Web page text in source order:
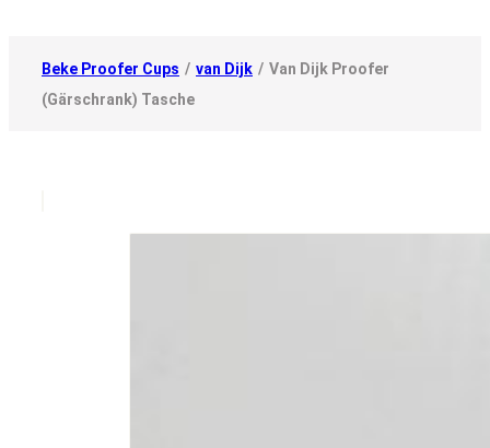
Beke Proofer Cups / van Dijk / Van Dijk Proofer
(Gärschrank) Tasche